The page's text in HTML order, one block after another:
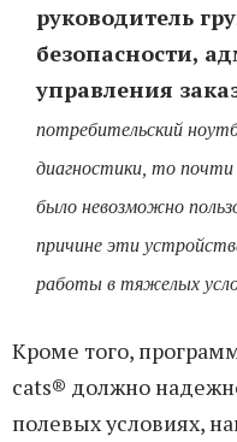
руководитель
безопасности,
управления
потребительский
диагностики, то почти
было невозможно
причине эти
работы в тяжелых
Кроме того,
cats® должно
полевых условиях,